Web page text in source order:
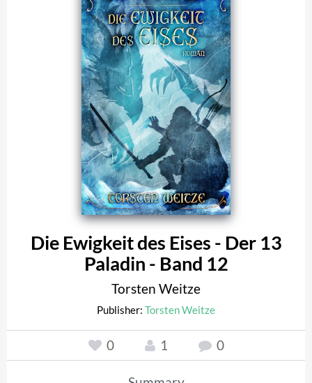
Die Ewigkeit des Eises - Der 13
Paladin - Band 12
Torsten Weitze
Publisher: Torsten Weitze
0 1 0